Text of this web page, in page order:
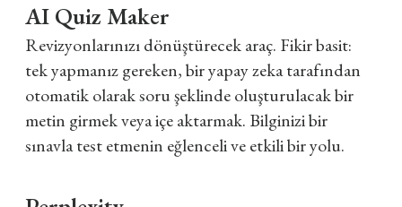
AI Quiz Maker
Revizyonlarınızı dönüştürecek araç. Fikir basit:
tek yapmanız gereken, bir yapay zeka tarafından
otomatik olarak soru şeklinde oluşturulacak bir
metin girmek veya içe aktarmak. Bilginizi bir
sınavla test etmenin eğlenceli ve etkili bir yolu.